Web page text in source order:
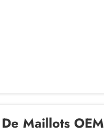
Maillots OEM